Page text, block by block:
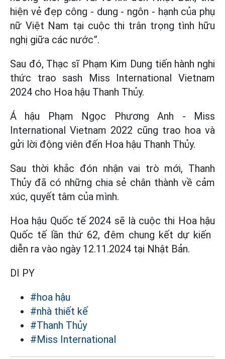
hiện vẻ đẹp công - dung - ngôn - hạnh của phụ
nữ Việt Nam tại cuộc thi trân trọng tình hữu
nghị giữa các nước”.
Sau đó, Thạc sĩ Phạm Kim Dung tiến hành nghi
thức trao sash Miss International Vietnam
2024 cho Hoa hậu Thanh Thủy.
Á hậu Phạm Ngọc Phương Anh - Miss
International Vietnam 2022 cũng trao hoa và
gửi lời động viên đến Hoa hậu Thanh Thủy.
Sau thời khắc đón nhận vai trò mới, Thanh
Thủy đã có những chia sẻ chân thành về cảm
xúc, quyết tâm của mình.
Hoa hậu Quốc tế 2024 sẽ là cuộc thi Hoa hậu
Quốc tế lần thứ 62, đêm chung kết dự kiến ​​
diễn ra vào ngày 12.11.2024 tại Nhật Bản.
DI PY
#hoa hậu
#nhà thiết kế
#Thanh Thủy
#Miss International